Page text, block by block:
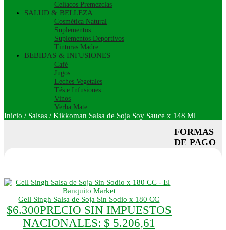
Celíacos Premezclas
SALUD & BELLEZA
Cosmética Natural
Suplementos
Suplementos Deportivos
Tinturas Madre
BEBIDAS & INFUSIONES
Café
Jugos
Leches Vegetales
Tés e Infusiones
Vinos
Yerba Mate
Inicio / Salsas / Kikkoman Salsa de Soja Soy Sauce x 148 Ml
Gell Singh Salsa de Soja Sin Sodio x 180 CC
$6.300PRECIO SIN IMPUESTOS
NACIONALES: $ 5.206,61
FORMAS
DE PAGO